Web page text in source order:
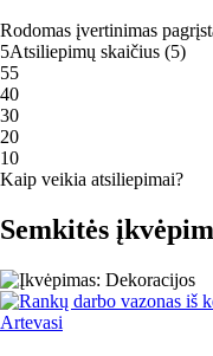
Rodomas įvertinimas
5Atsiliepimų skaičius (5)
55
40
30
20
10
Kaip veikia atsiliepimai?
Semkitės
Artevasi